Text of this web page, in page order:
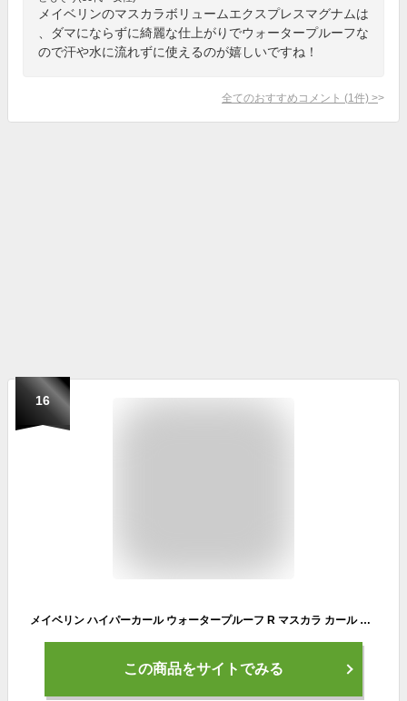
メイベリンのマスカラボリュームエクスプレスマグナムは
、ダマにならずに綺麗な仕上がりでウォータープルーフな
ので汗や水に流れずに使えるのが嬉しいですね！
全てのおすすめコメント (1 件) >
16
メイベリン ハイパーカール ウォータープルーフ R マスカラ カール にじみにくい Maybelline 送料無料
この商品をサイトでみる